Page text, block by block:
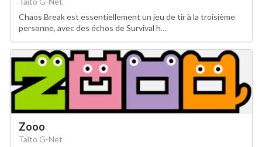
Chaos Break est essentiellement un jeu de tir à la troisième
personne, avec des échos de Survival h…
Zooo
Taito G-Net